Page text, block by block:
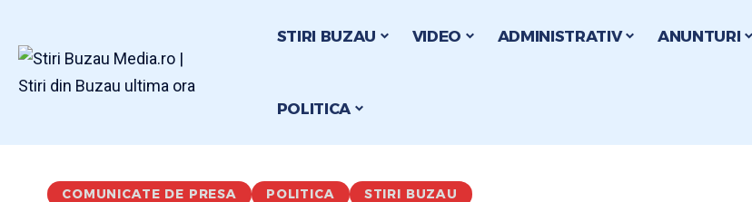
STIRI BUZAU VIDEO ADMINISTRATIV ANUNTURI
POLITICA
COMUNICATE DE PRESA POLITICA STIRI BUZAU